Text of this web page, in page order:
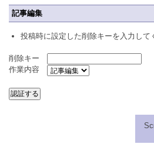
記事編集
投稿時に設定した削除キーを入力して
削除キー
作業内容